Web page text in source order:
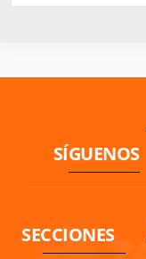
SÍGUENOS
SECCIONES